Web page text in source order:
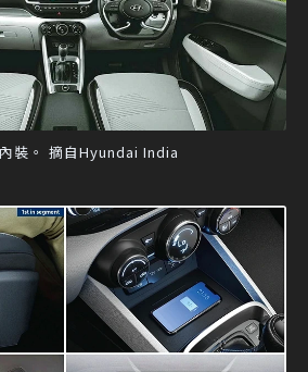
裝。 摘自Hyundai India